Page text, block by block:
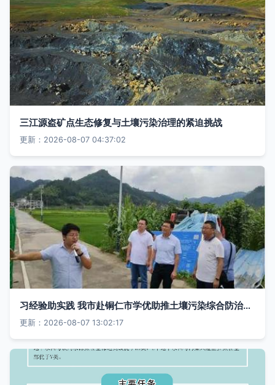
三江源盗矿点生态修复与土壤污染治理的紧迫挑战
更新：2026-08-07 04:37:02
习经验助实践 我市赴铜仁市学优助推土壤污染综合防治先行示范区建设再上新台阶
更新：2026-08-07 13:02:17